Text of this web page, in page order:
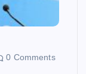
0 Comments